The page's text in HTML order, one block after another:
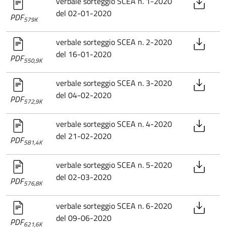
PDF579K
del 02-01-2020
PDF550,9K
verbale sorteggio SCEA n. 2-2020
del 16-01-2020
PDF572,9K
verbale sorteggio SCEA n. 3-2020
del 04-02-2020
PDF581,4K
verbale sorteggio SCEA n. 4-2020
del 21-02-2020
PDF576,8K
verbale sorteggio SCEA n. 5-2020
del 02-03-2020
PDF621,6K
verbale sorteggio SCEA n. 6-2020
del 09-06-2020